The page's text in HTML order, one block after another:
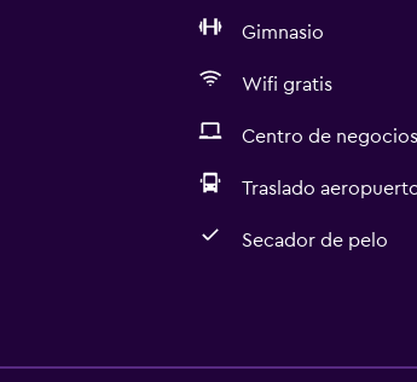
Gimnasio
Wifi gratis
Centro de negocios
Traslado
Secador de pelo
Wifi gratis